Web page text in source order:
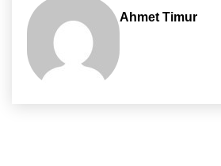
Ahmet Timur